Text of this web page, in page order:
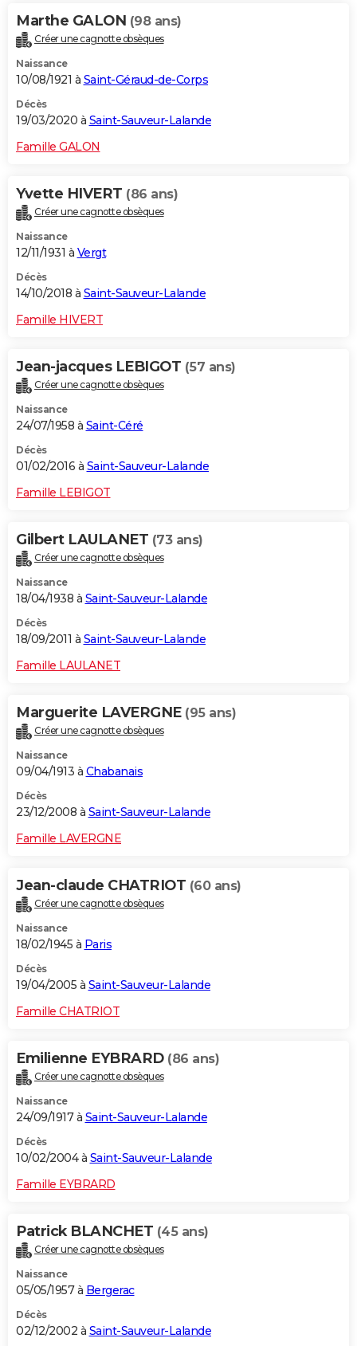
Marthe GALON (98 ans)
Créer une cagnotte obsèques
Naissance
10/08/1921 à Saint-Géraud-de-Corps
Décès
19/03/2020 à Saint-Sauveur-Lalande
Famille GALON
Yvette HIVERT (86 ans)
Créer une cagnotte obsèques
Naissance
12/11/1931 à Vergt
Décès
14/10/2018 à Saint-Sauveur-Lalande
Famille HIVERT
Jean-jacques LEBIGOT (57 ans)
Créer une cagnotte obsèques
Naissance
24/07/1958 à Saint-Céré
Décès
01/02/2016 à Saint-Sauveur-Lalande
Famille LEBIGOT
Gilbert LAULANET (73 ans)
Créer une cagnotte obsèques
Naissance
18/04/1938 à Saint-Sauveur-Lalande
Décès
18/09/2011 à Saint-Sauveur-Lalande
Famille LAULANET
Marguerite LAVERGNE (95 ans)
Créer une cagnotte obsèques
Naissance
09/04/1913 à Chabanais
Décès
23/12/2008 à Saint-Sauveur-Lalande
Famille LAVERGNE
Jean-claude CHATRIOT (60 ans)
Créer une cagnotte obsèques
Naissance
18/02/1945 à Paris
Décès
19/04/2005 à Saint-Sauveur-Lalande
Famille CHATRIOT
Emilienne EYBRARD (86 ans)
Créer une cagnotte obsèques
Naissance
24/09/1917 à Saint-Sauveur-Lalande
Décès
10/02/2004 à Saint-Sauveur-Lalande
Famille EYBRARD
Patrick BLANCHET (45 ans)
Créer une cagnotte obsèques
Naissance
05/05/1957 à Bergerac
Décès
02/12/2002 à Saint-Sauveur-Lalande